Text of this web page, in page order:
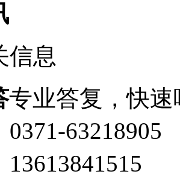
信息
专业答复，快速
0371-63218905